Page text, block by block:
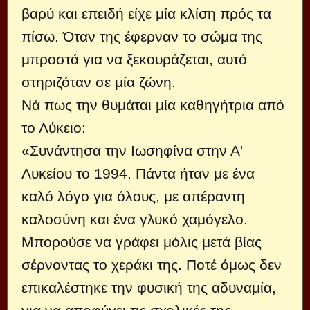
βαρύ και επειδή είχε μία κλίση πρός τα
πίσω. Όταν της έφερναν το σώμα της
μπροστά για να ξεκουράζεται, αυτό
στηριζόταν σε μία ζώνη.
Νά πως την θυμάται μία καθηγήτρια από
το Λύκειο:
«Συνάντησα την Ιωσηφίνα στην Α'
Λυκείου το 1994. Πάντα ήταν με ένα
καλό λόγο για όλους, με απέραντη
καλοσύνη και ένα γλυκό χαμόγελο.
Μπορούσε να γράφει μόλις μετά βίας
σέρνοντας το χεράκι της. Ποτέ όμως δεν
επικαλέστηκε την φυσική της αδυναμία,